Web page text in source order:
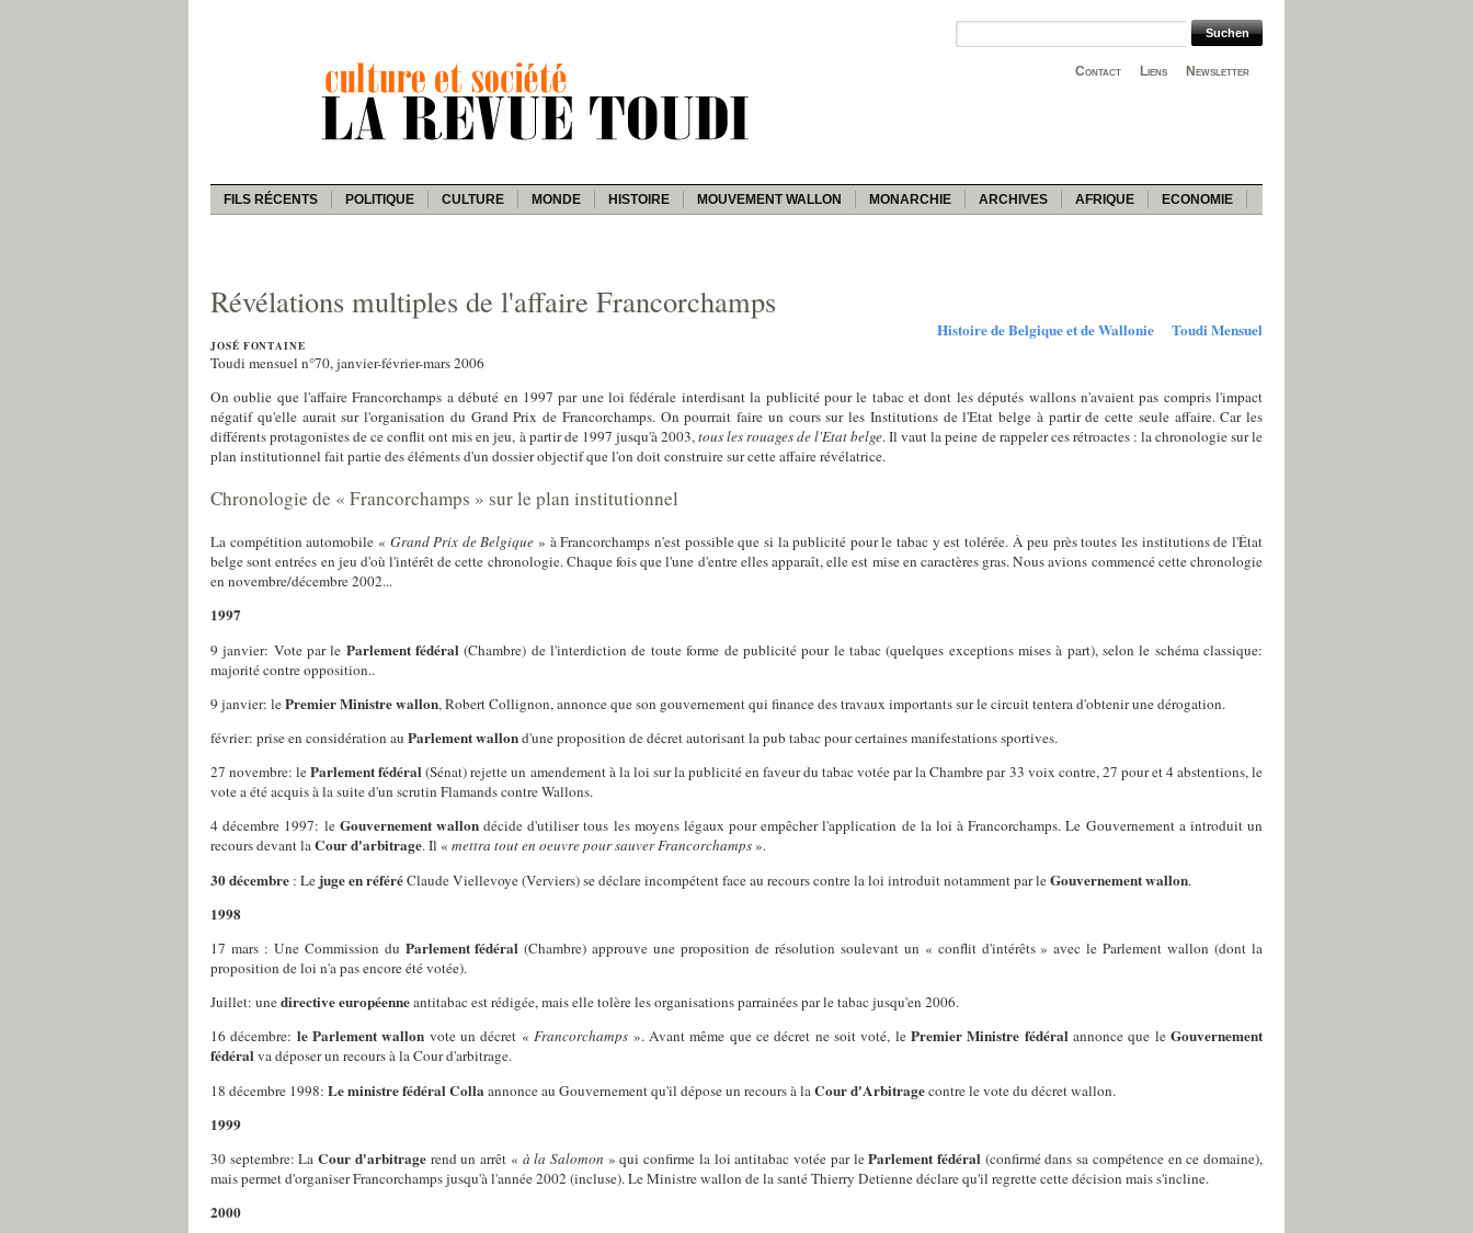
Newsletter
Liens
Contact
FILS RÉCENTS POLITIQUE CULTURE MONDE HISTOIRE MOUVEMENT WALLON MONARCHIE ARCHIVES AFRIQUE ECONOMIE
Révélations multiples de l'affaire Francorchamps
Histoire de Belgique et de Wallonie Toudi Mensuel
JOSÉ FONTAINE
Toudi mensuel n°70, janvier-février-mars 2006
On oublie que l'affaire Francorchamps a débuté en 1997 par une loi fédérale interdisant la publicité pour le tabac et dont les députés wallons n'avaient pas compris l'impact
négatif qu'elle aurait sur l'organisation du Grand Prix de Francorchamps. On pourrait faire un cours sur les Institutions de l'Etat belge à partir de cette seule affaire. Car les
différents protagonistes de ce conflit ont mis en jeu, à partir de 1997 jusqu'à 2003,tous les rouages de l'Etat belge. Il vaut la peine de rappeler ces rétroactes : la chronologie sur le
plan institutionnel fait partie des éléments d'un dossier objectif que l'on doit construire sur cette affaire révélatrice.
Chronologie de « Francorchamps » sur le plan institutionnel
La compétition automobile « Grand Prix de Belgique» à Francorchamps n'est possible que si la publicité pour le tabac y est tolérée. À peu près toutes les institutions de l'État
belge sont entrées en jeu d'où l'intérêt de cette chronologie. Chaque fois que l'une d'entre elles apparaît, elle est mise en caractères gras. Nous avions commencé cette chronologie
en novembre/décembre 2002...
1997
9 janvier: Vote par le Parlement fédéral (Chambre) de l'interdiction de toute forme de publicité pour le tabac (quelques exceptions mises à part), selon le schéma classique:
majorité contre opposition..
9 janvier: lePremier Ministre wallon, Robert Collignon, annonce que son gouvernement qui finance des travaux importants sur le circuit tentera d'obtenir une dérogation.
février: prise en considération au Parlement wallond'une proposition de décret autorisant la pub tabac pour certaines manifestations sportives.
27 novembre: leParlement fédéral(Sénat) rejette un amendement à la loi sur la publicité en faveur du tabac votée par la Chambre par 33 voix contre, 27 pour et 4 abstentions, le
vote a été acquis à la suite d'un scrutin Flamands contre Wallons.
4 décembre 1997: le Gouvernement wallondécide d'utiliser tous les moyens légaux pour empêcher l'application de la loi à Francorchamps. Le Gouvernement a introduit un
recours devant laCour d'arbitrage. Il « mettra tout en oeuvre pour sauver Francorchamps».
30 décembre : Le juge en référéClaude Viellevoye (Verviers) se déclare incompétent face au recours contre la loi introduit notamment par leGouvernement wallon.
1998
17 mars: Une Commission du Parlement fédéral (Chambre) approuve une proposition de résolution soulevant un « conflit d'intérêts » avec le Parlement wallon (dont la
proposition de loi n'a pas encore été votée).
Juillet: unedirective européenneantitabac est rédigée, mais elle tolère les organisations parrainées par le tabac jusqu'en 2006.
16 décembre: le Parlement wallon vote un décret «Francorchamps ». Avant même que ce décret ne soit voté, le Premier Ministre fédéralannonce que leGouvernement
fédéralva déposer un recours à la Cour d'arbitrage.
18 décembre 1998: Le ministre fédéral Collaannonce au Gouvernement qu'il dépose un recours à la Cour d'Arbitragecontre le vote du décret wallon.
1999
30 septembre: LaCour d'arbitragerend un arrêt « à la Salomon » qui confirme la loi antitabac votée par leParlement fédéral (confirmé dans sa compétence en ce domaine),
mais permet d'organiser Francorchamps jusqu'à l'année 2002 (incluse). Le Ministre wallon de la santé Thierry Detienne déclare qu'il regrette cette décision mais s'incline.
2000